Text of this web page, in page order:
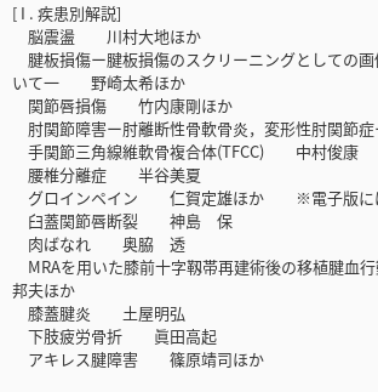
[ I . 疾患別解説]
脳震盪 川村大地ほか
腱板損傷ー腱板損傷のスクリーニングとしての
いて一 野崎太希ほか
関節唇損傷 竹内康剛ほか
肘関節障害ー肘離断性骨軟骨炎，変形性肘関
手関節三角線維軟骨複合体(TFCC) 中村俊康
腰椎分離症 半谷美夏
グロインペイン 仁賀定雄ほか ※電子版には
臼蓋関節唇断裂 神島 保
肉ばなれ 奥脇 透
MRAを用いた膝前十字靱帯再建術後の移植腱
邦夫ほか
膝蓋腱炎 土屋明弘
下肢疲労骨折 眞田高起
アキレス腱障害 篠原靖司ほか